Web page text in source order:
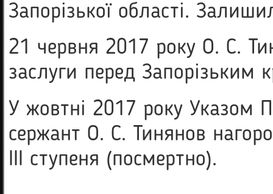
Запорізької області.
21 червня 2017 року О. С.
заслуги перед Запорізьким
У жовтні 2017 року Указом
сержант О. С. Тинянов
ІІІ ступеня (посмертно).